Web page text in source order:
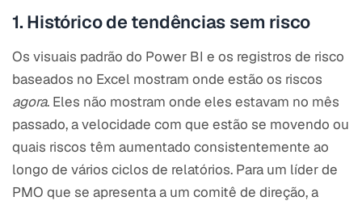
1. Histórico de tendências sem risco
Os visuais padrão do Power BI e os registros de risco
baseados no Excel mostram onde estão os riscos
agora. Eles não mostram onde eles estavam no mês
passado, a velocidade com que estão se movendo ou
quais riscos têm aumentado consistentemente ao
longo de vários ciclos de relatórios. Para um líder de
PMO que se apresenta a um comitê de direção, a